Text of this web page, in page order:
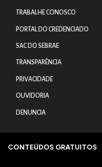
TRABALHE CONOSCO
PORTAL DO CREDENCIADO
SAC DO SEBRAE
TRANSPARÊNCIA
PRIVACIDADE
OUVIDORIA
DENUNCIA
CONTEÚDOS GRATUITOS